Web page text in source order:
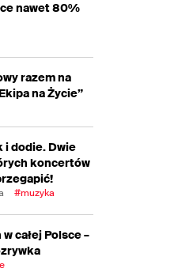
nawet 80%
razem na
na Życie”
i dodie. Dwie
koncertów
#muzyka
całej Polsce –